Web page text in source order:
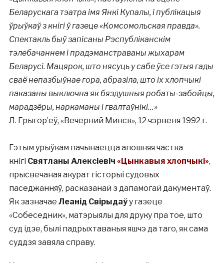
Беларускага тэатра імя Янкі Купалы, і публікацыя
ўрыўкаў з кнігі ў газеце «Комсомольская правда».
Спектакль быў запісаны Рэспубліканскім
тэлебачаннем і прадэманстраваны жыхарам
Беларусі. Мацярок, што нясуць у сабе ўсе гэтыя гады
сваё непазбыўнае гора, абразіла, што іх хлопчыкі
паказаны выключна як бяздушныя робаты-забойцы,
марадзёры, наркаманы і гвалтаўнікі…»
Л. Грыгор’еў, «Вечерний Минск», 12 чэрвеня 1992 г.
Гэтым урыўкам пачынаецца апошняя частка
кнігі Святланы Алексіевіч «Цынкавыя хлопчыкі»,
прысвечаная акурат гісторыі судовых
паседжанняў, расказанай з дапамогай дакументаў.
Як зазначае Леанід Свірыдаўу газеце
«Собеседник», матэрыялы для друку пра тое, што
суд ідзе, былі падрыхтаваныя яшчэ да таго, як сама
суддзя завяла справу.